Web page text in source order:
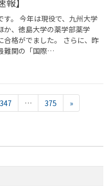
。 今年は現役で、九州大学
か、徳島大学の薬学部薬学
格がでました。 さらに、昨
難関の「国際…
347 … 375 »